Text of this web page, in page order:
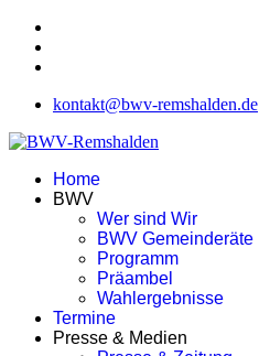
kontakt@bwv-remshalden.de
Home
BWV
Wer sind Wir
BWV Gemeinderäte
Programm
Präambel
Wahlergebnisse
Termine
Presse & Medien